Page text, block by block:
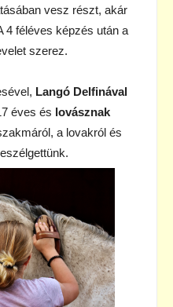
vesz részt, akár
4 féléves képzés után a
szerez.
Langó Delfinával
éves és lovásznak
a lovakról és